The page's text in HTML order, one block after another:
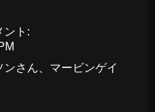
ント:
さん、マービンゲイ